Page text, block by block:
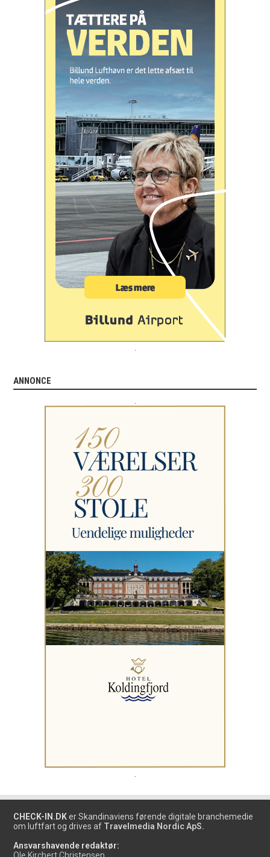
ANNONCE
CHECK-IN.DK er Skandinaviens førende digitale branchemedie
om luftfart og drives af Travelmedia Nordic ApS.
Ansvarshavende redaktør: